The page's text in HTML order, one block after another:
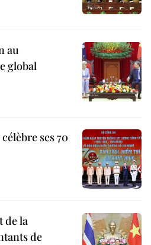
au
global
ses 70
de la
de